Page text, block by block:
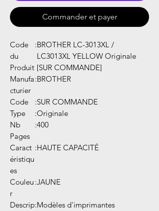
Commander et payer
Code
du
Produit
:BROTHER LC-3013XL /
LC3013XL YELLOW Originale
[SUR COMMANDE]
Manufa
cturier
:BROTHER
Code :SUR COMMANDE
Type
:Originale
Nb
Pages
:400
Caract
éristiqu
es
:HAUTE CAPACITÉ
Couleu
r
:JAUNE
Descrip:Modèles d'imprimantes